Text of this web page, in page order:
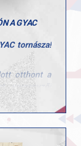
A GYAC
tornásza!
otthont a
versenyzői
emellett